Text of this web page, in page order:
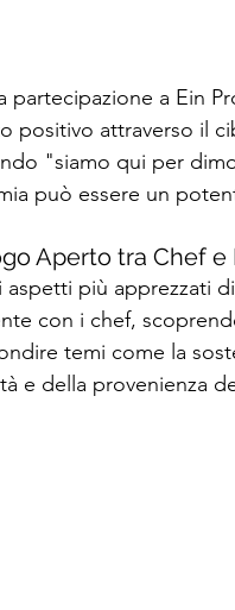
partecipazione a Ein
positivo attraverso il
"siamo qui per
può essere un
Aperto tra Chef e
aspetti più apprezzati
con i chef,
temi come la
e della provenienza